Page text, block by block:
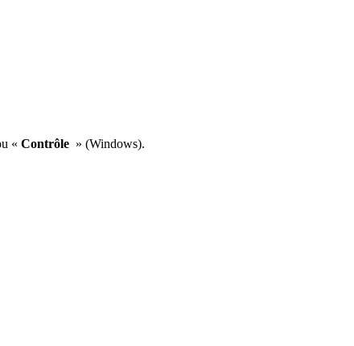
« Contrôle » (Windows).